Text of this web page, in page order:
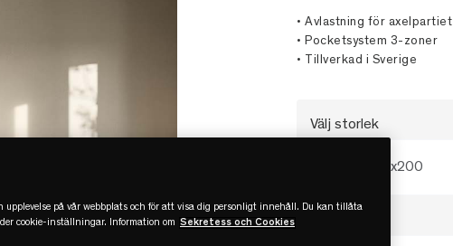
• Avlastning för axelpartiet
• Pocketsystem 3-zoner
• Tillverkad i Sverige
Välj storlek
160x200
upplevelse på vår webbplats och för att visa dig personligt innehåll. Du kan tillåta
cookie-inställningar. Information om Sekretess och Cookies